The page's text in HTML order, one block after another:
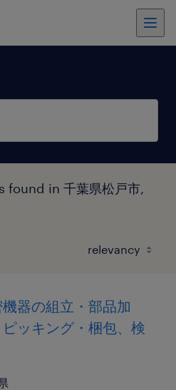
in 千葉県松戸市,
器の組立・部品加
ッキング・梱包、検